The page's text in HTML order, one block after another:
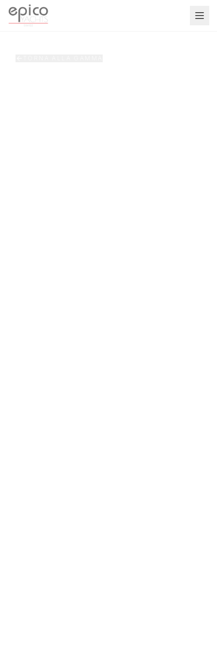
Salta al contenuto principale